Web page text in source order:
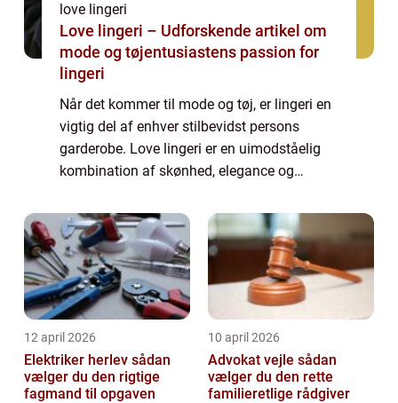
love lingeri
Love lingeri – Udforskende artikel om
mode og tøjentusiastens passion for
lingeri
Når det kommer til mode og tøj, er lingeri en
vigtig del af enhver stilbevidst persons
garderobe. Love lingeri er en uimodståelig
kombination af skønhed, elegance og
romantiske stunder, men også for at frem...
12 april 2026
Elektriker herlev sådan
vælger du den rigtige
fagmand til opgaven
10 april 2026
Advokat vejle sådan
vælger du den rette
familieretlige rådgiver